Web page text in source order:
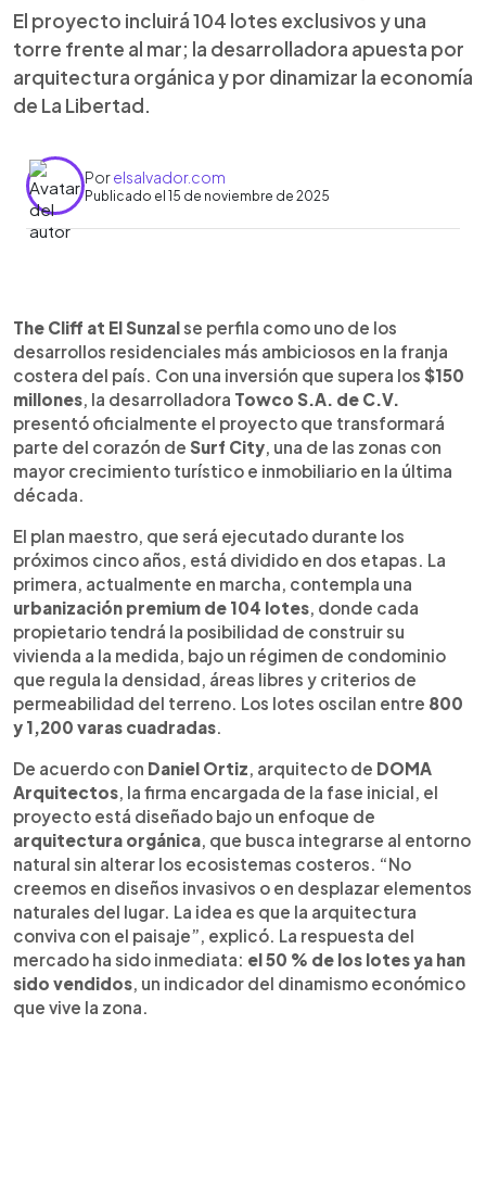
El proyecto incluirá 104 lotes exclusivos y una
torre frente al mar; la desarrolladora apuesta por
arquitectura orgánica y por dinamizar la economía
de La Libertad.
Porelsalvador.com
Publicado el 15 de noviembre de 2025
► Escuchar artículo
El proyecto The Cliff at El Sunzal avanza como uno
de los desarrollos residenciales más ambiciosos
en la costa salvadoreña, con una inversión que
supera los $150 millones. La desarrolladora
Towco ejecutará el complejo en dos etapas: una
urbanización premium con 104 lotes, de los cuales
la mitad ya está vendida, y una torre de más de
100 apartamentos de lujo frente al mar. Con un
enfoque de arquitectura orgánica para preservar
el entorno, el proyecto busca impulsar el
crecimiento económico de Surf City y la zona de
La Libertad. Además, integrará piscinas naturales,
áreas de bienestar y conexión con la oferta
turística del sector.
The Cliff at El Sunzalse perfila como uno de los
desarrollos residenciales más ambiciosos en la franja
costera del país. Con una inversión que supera los $150
millones, la desarrolladora Towco S.A. de C.V.
presentó oficialmente el proyecto que transformará
parte del corazón de Surf City, una de las zonas con
mayor crecimiento turístico e inmobiliario en la última
década.
El plan maestro, que será ejecutado durante los
próximos cinco años, está dividido en dos etapas. La
primera, actualmente en marcha, contempla una
urbanización premium de 104 lotes, donde cada
propietario tendrá la posibilidad de construir su
vivienda a la medida, bajo un régimen de condominio
que regula la densidad, áreas libres y criterios de
permeabilidad del terreno. Los lotes oscilan entre 800
y 1,200 varas cuadradas.
De acuerdo con Daniel Ortiz, arquitecto de DOMA
Arquitectos, la firma encargada de la fase inicial, el
proyecto está diseñado bajo un enfoque de
arquitectura orgánica, que busca integrarse al entorno
natural sin alterar los ecosistemas costeros. “No
creemos en diseños invasivos o en desplazar elementos
naturales del lugar. La idea es que la arquitectura
conviva con el paisaje”, explicó. La respuesta del
mercado ha sido inmediata: el 50 % de los lotes ya han
sido vendidos, un indicador del dinamismo económico
que vive la zona.